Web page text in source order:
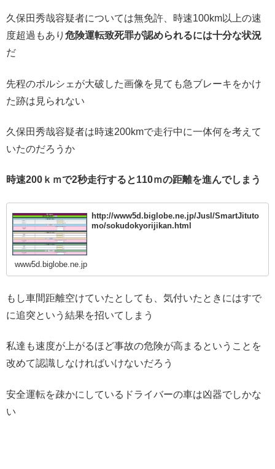
久保田秀哉容疑者については無免許、時速100km以上の速
度超過もあり 危険運転致死罪が認められるには十分な状況
だ
先程のポルシェが大破した画像を見ても急ブレーキをかけ
た跡は見られない
久保田秀哉容疑者は時速200kmで走行中に一体何を考えて
いたのだろうか
時速200ｋｍで2秒走行すると110ｍの距離を進んでしまう
http://www5d.biglobe.ne.jp/Jusl/SmartJituto
mo/sokudokyorijikan.html
www5d.biglobe.ne.jp
もし車間距離空けていたとしても、気付いたときにはすで
に追突という結果を招いてしまう
私達も速度が上がるほど事故の危険が高まるということを
改めて認識しなければいけないだろう
安全運転を疎かにしているドライバーの車は凶器でしかな
い